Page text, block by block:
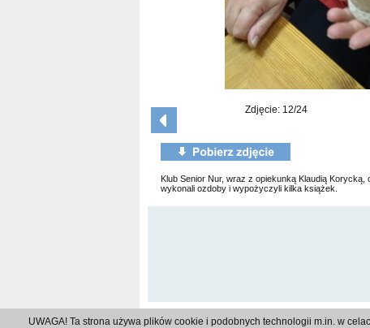
Zdjęcie: 12/24
Klub Senior Nur, wraz z opiekunką Klaudią Korycką,
wykonali ozdoby i wypożyczyli kilka książek.
UWAGA! Ta strona używa plików cookie i podobnych technologii m.in. w